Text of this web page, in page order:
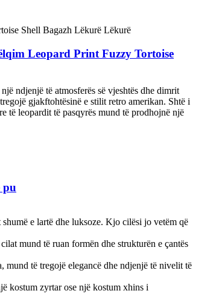
Leopard Print Fuzzy Tortoise
ndjenjë të atmosferës së vjeshtës dhe dimrit
gjakftohtësinë e stilit retro amerikan. Shtë i
të leopardit të pasqyrës mund të prodhojnë një
pu
e lartë dhe luksoze. Kjo cilësi jo vetëm që
mund të ruan formën dhe strukturën e çantës
mund të tregojë elegancë dhe ndjenjë të nivelit të
kostum zyrtar ose një kostum xhins i